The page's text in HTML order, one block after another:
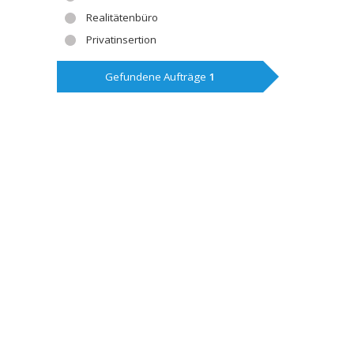
Realitätenbüro
Privatinsertion
Gefundene Aufträge 1